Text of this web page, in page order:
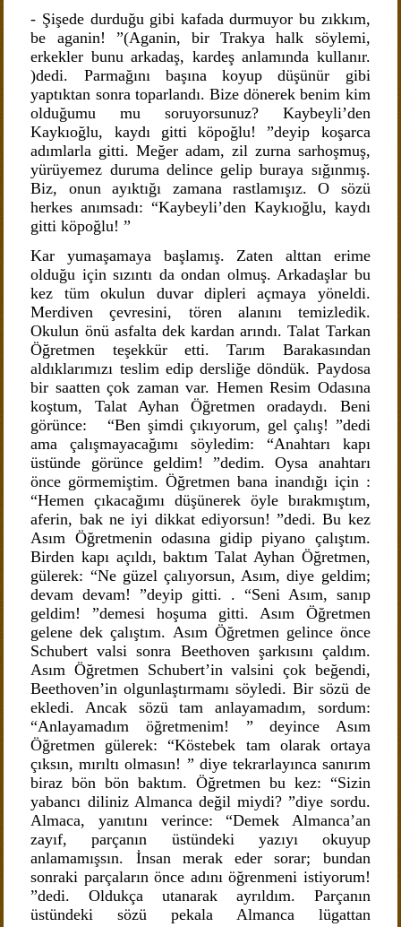
- Şişede durduğu gibi kafada durmuyor bu zıkkım,
be aganin! ”(Aganin, bir Trakya halk söylemi,
erkekler bunu arkadaş, kardeş anlamında kullanır.
)dedi. Parmağını başına koyup düşünür gibi
yaptıktan sonra toparlandı. Bize dönerek benim kim
olduğumu mu soruyorsunuz? Kaybeyli’den
Kaykıoğlu, kaydı gitti köpoğlu! ”deyip koşarca
adımlarla gitti. Meğer adam, zil zurna sarhoşmuş,
yürüyemez duruma delince gelip buraya sığınmış.
Biz, onun ayıktığı zamana rastlamışız. O sözü
herkes anımsadı: “Kaybeyli’den Kaykıoğlu, kaydı
gitti köpoğlu! ”
Kar yumaşamaya başlamış. Zaten alttan erime
olduğu için sızıntı da ondan olmuş. Arkadaşlar bu
kez tüm okulun duvar dipleri açmaya yöneldi.
Merdiven çevresini, tören alanını temizledik.
Okulun önü asfalta dek kardan arındı. Talat Tarkan
Öğretmen teşekkür etti. Tarım Barakasından
aldıklarımızı teslim edip dersliğe döndük. Paydosa
bir saatten çok zaman var. Hemen Resim Odasına
koştum, Talat Ayhan Öğretmen oradaydı. Beni
görünce: “Ben şimdi çıkıyorum, gel çalış! ”dedi
ama çalışmayacağımı söyledim: “Anahtarı kapı
üstünde görünce geldim! ”dedim. Oysa anahtarı
önce görmemiştim. Öğretmen bana inandığı için :
“Hemen çıkacağımı düşünerek öyle bırakmıştım,
aferin, bak ne iyi dikkat ediyorsun! ”dedi. Bu kez
Asım Öğretmenin odasına gidip piyano çalıştım.
Birden kapı açıldı, baktım Talat Ayhan Öğretmen,
gülerek: “Ne güzel çalıyorsun, Asım, diye geldim;
devam devam! ”deyip gitti. . “Seni Asım, sanıp
geldim! ”demesi hoşuma gitti. Asım Öğretmen
gelene dek çalıştım. Asım Öğretmen gelince önce
Schubert valsi sonra Beethoven şarkısını çaldım.
Asım Öğretmen Schubert’in valsini çok beğendi,
Beethoven’in olgunlaştırmamı söyledi. Bir sözü de
ekledi. Ancak sözü tam anlayamadım, sordum:
“Anlayamadım öğretmenim! ” deyince Asım
Öğretmen gülerek: “Köstebek tam olarak ortaya
çıksın, mırıltı olmasın! ” diye tekrarlayınca sanırım
biraz bön bön baktım. Öğretmen bu kez: “Sizin
yabancı diliniz Almanca değil miydi? ”diye sordu.
Almaca, yanıtını verince: “Demek Almanca’an
zayıf, parçanın üstündeki yazıyı okuyup
anlamamışsın. İnsan merak eder sorar; bundan
sonraki parçaların önce adını öğrenmeni istiyorum!
”dedi. Oldukça utanarak ayrıldım. Parçanın
üstündeki sözü pekala Almanca lügattan